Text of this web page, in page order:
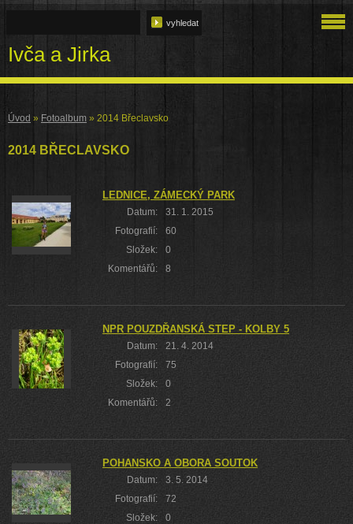
Ivča a Jirka
Úvod » Fotoalbum » 2014 Břeclavsko
2014 BŘECLAVSKO
LEDNICE, ZÁMECKÝ PARK
Datum:
31. 1. 2015
Fotografií:
60
Složek:
0
Komentářů:
8
NPR POUZDŘANSKÁ STEP - KOLBY 5
Datum:
21. 4. 2014
Fotografií:
75
Složek:
0
Komentářů:
2
POHANSKO A OBORA SOUTOK
Datum:
3. 5. 2014
Fotografií:
72
Složek:
0